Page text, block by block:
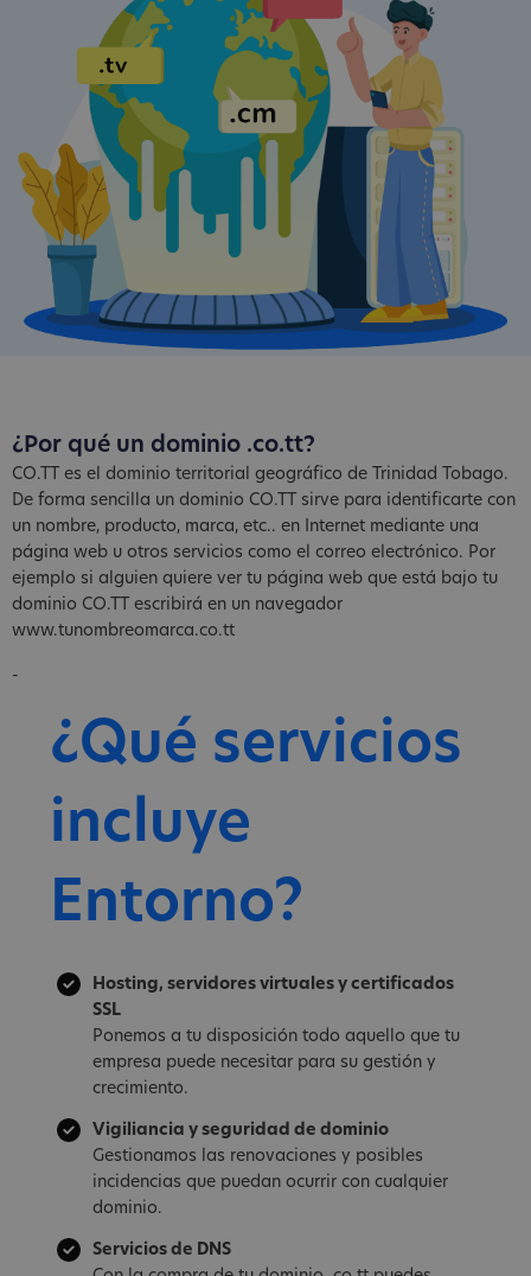
¿Por qué un dominio .co.tt?
CO.TT es el dominio territorial geográfico de Trinidad Tobago.
De forma sencilla un dominio CO.TT sirve para identificarte con
un nombre, producto, marca, etc.. en Internet mediante una
página web u otros servicios como el correo electrónico. Por
ejemplo si alguien quiere ver tu página web que está bajo tu
dominio CO.TT escribirá en un navegador
www.tunombreomarca.co.tt
-
¿Qué servicios
incluye
Entorno?
Hosting, servidores virtuales y certificados
SSL
Ponemos a tu disposición todo aquello que tu
empresa puede necesitar para su gestión y
crecimiento.
Vigiliancia y seguridad de dominio
Gestionamos las renovaciones y posibles
incidencias que puedan ocurrir con cualquier
dominio.
Servicios de DNS